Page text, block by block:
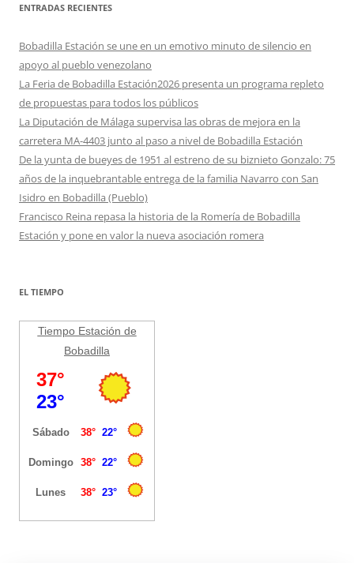
ENTRADAS RECIENTES
Bobadilla Estación se une en un emotivo minuto de silencio en
apoyo al pueblo venezolano
La Feria de Bobadilla Estación2026 presenta un programa repleto
de propuestas para todos los públicos
La Diputación de Málaga supervisa las obras de mejora en la
carretera MA-4403 junto al paso a nivel de Bobadilla Estación
De la yunta de bueyes de 1951 al estreno de su biznieto Gonzalo: 75
años de la inquebrantable entrega de la familia Navarro con San
Isidro en Bobadilla (Pueblo)
Francisco Reina repasa la historia de la Romería de Bobadilla
Estación y pone en valor la nueva asociación romera
EL TIEMPO
Tiempo Estación de
Bobadilla